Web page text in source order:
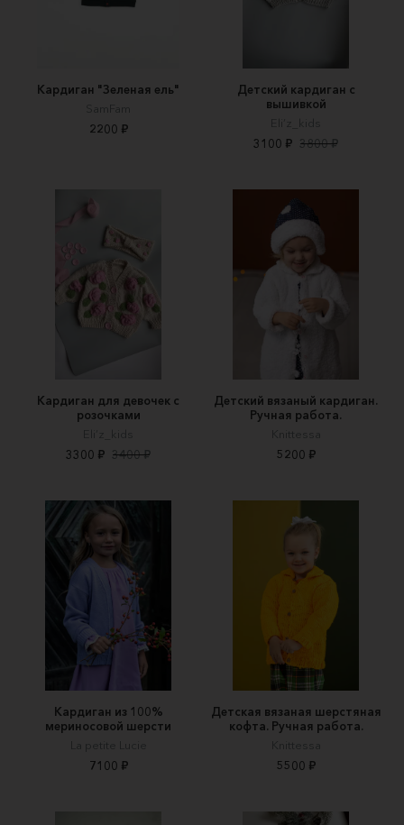
Кардиган "Зеленая ель"
SamFam
2200 ₽
Детский кардиган с
вышивкой
Eli’z_kids
3100 ₽ 3800 ₽
Кардиган для девочек с
розочками
Eli’z_kids
3300 ₽ 3400 ₽
Детский вязаный кардиган.
Ручная работа.
Knittessa
5200 ₽
Кардиган из 100%
мериносовой шерсти
La petite Lucie
7100 ₽
Детская вязаная шерстяная
кофта. Ручная работа.
Knittessa
5500 ₽